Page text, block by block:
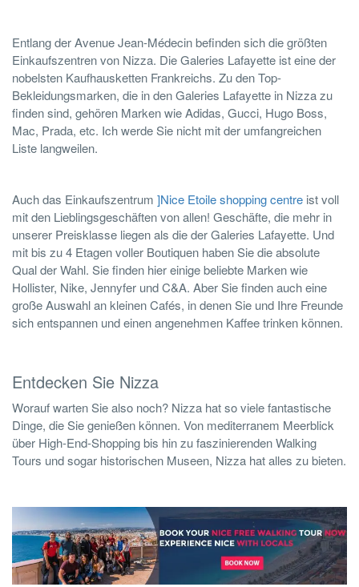
Entlang der Avenue Jean-Médecin befinden sich die größten
Einkaufszentren von Nizza. Die Galeries Lafayette ist eine der
nobelsten Kaufhausketten Frankreichs. Zu den Top-
Bekleidungsmarken, die in den Galeries Lafayette in Nizza zu
finden sind, gehören Marken wie Adidas, Gucci, Hugo Boss,
Mac, Prada, etc. Ich werde Sie nicht mit der umfangreichen
Liste langweilen.
Auch das Einkaufszentrum ]Nice Etoile shopping centre ist voll
mit den Lieblingsgeschäften von allen! Geschäfte, die mehr in
unserer Preisklasse liegen als die der Galeries Lafayette. Und
mit bis zu 4 Etagen voller Boutiquen haben Sie die absolute
Qual der Wahl. Sie finden hier einige beliebte Marken wie
Hollister, Nike, Jennyfer und C&A. Aber Sie finden auch eine
große Auswahl an kleinen Cafés, in denen Sie und Ihre Freunde
sich entspannen und einen angenehmen Kaffee trinken können.
Entdecken Sie Nizza
Worauf warten Sie also noch? Nizza hat so viele fantastische
Dinge, die Sie genießen können. Von mediterranem Meerblick
über High-End-Shopping bis hin zu faszinierenden Walking
Tours und sogar historischen Museen, Nizza hat alles zu bieten.